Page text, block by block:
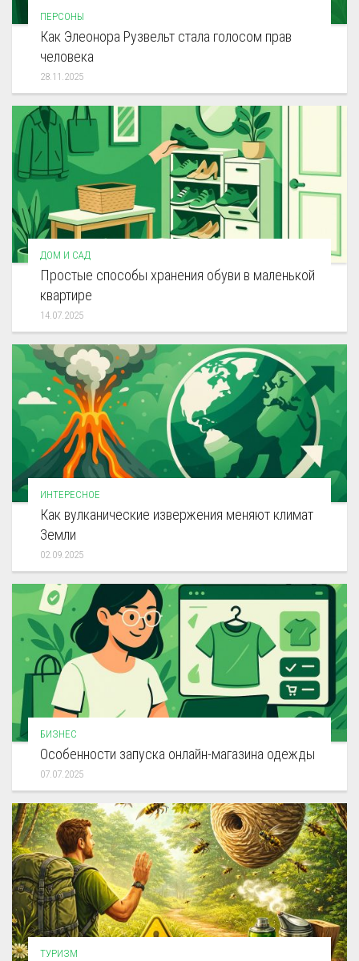
ПЕРСОНЫ
Как Элеонора Рузвельт стала голосом прав
человека
28.11.2025
ДОМ И САД
Простые способы хранения обуви в маленькой
квартире
14.07.2025
ИНТЕРЕСНОЕ
Как вулканические извержения меняют климат
Земли
02.09.2025
БИЗНЕС
Особенности запуска онлайн-магазина одежды
07.07.2025
ТУРИЗМ